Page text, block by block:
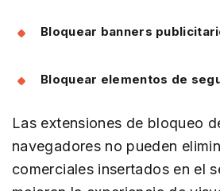
Bloquear banners
Bloquear elementos de
Las extensiones de bloqueo
navegadores no pueden
comerciales insertados en el